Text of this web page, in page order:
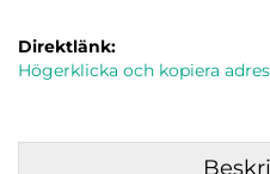
Direktlänk:
Högerklicka och kopiera